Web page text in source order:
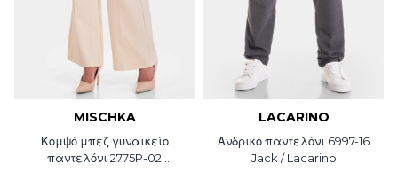
MISCHKA
Κομψό μπεζ γυναικείο
παντελόνι 2775P-02
LACARINO
Ανδρικό παντελόνι 6997-16
Jack / Lacarino